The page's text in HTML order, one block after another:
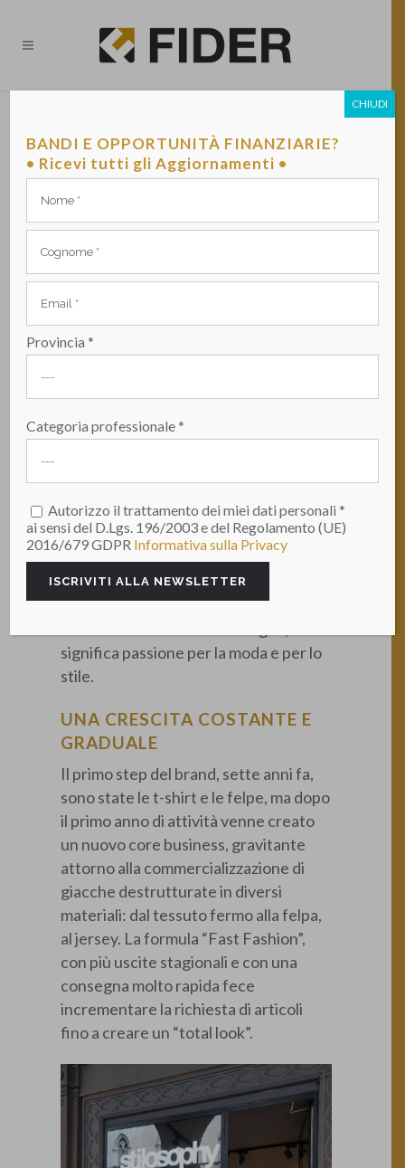
PASSIONE PER LO STILE
PUBBLICATO DA VITO BANCO IL 02 OTTOBRE 2019 -
CASI DI SUCCESSO, STORYTELLING COFITER
Stilosophy Industry è una realtà
dinamica nata sul territorio emiliano, di
quelle aziende nate dalla passione del
voglia di crescere. Dal 2012, anno di
nascita di Stilosophy, questi sono i
punti di riferimento che hanno guidato
Riccardo Forcione, proprietario e
cuore pulsante del brand. Stilosophy,
azienda di abbigliamento con sede
significa passione per la moda e per lo
stile.
UNA CRESCITA COSTANTE E
GRADUALE
Il primo step del brand, sette anni fa,
sono state le t-shirt e le felpe, ma dopo
il primo anno di attività venne creato
un nuovo core business, gravitante
attorno alla commercializzazione di
giacche destrutturate in diversi
materiali: dal tessuto fermo alla felpa,
al jersey. La formula “Fast Fashion”,
con più uscite stagionali e con una
consegna molto rapida fece
incrementare la richiesta di articoli
fino a creare un “total look”.
BANDI E OPPORTUNITÀ FINANZIARIE?
• Ricevi tutti gli Aggiornamenti •
Provincia *
Categoria professionale *
Autorizzo il trattamento dei miei dati personali *
ai sensi del D.Lgs. 196/2003 e del Regolamento (UE)
2016/679 GDPR Informativa sulla Privacy
CHIUDI